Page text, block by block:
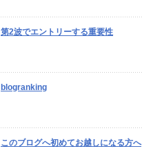
第2波でエントリーする重要性
blogranking
このブログへ初めてお越しになる方へ